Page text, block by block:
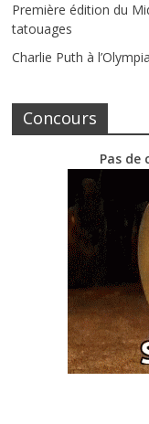
Première édition du
tatouages
Charlie Puth à
Concours
Pas de